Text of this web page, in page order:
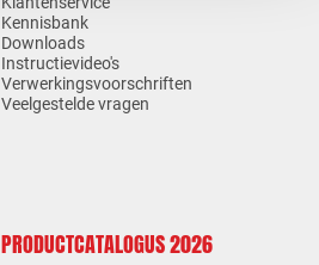
Kennisbank
Downloads
Instructievideo's
Verwerkingsvoorschriften
Veelgestelde vragen
PRODUCTCATALOGUS 2026